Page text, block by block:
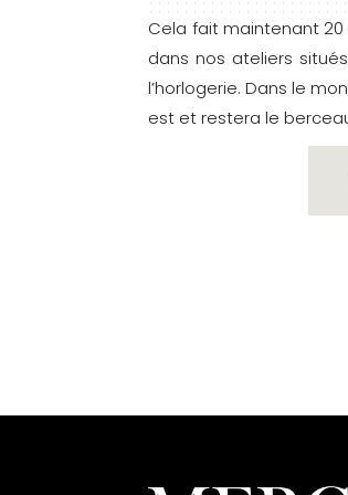
Cela fait maintenant
dans nos ateliers
l’horlogerie. Dans le
est et restera le